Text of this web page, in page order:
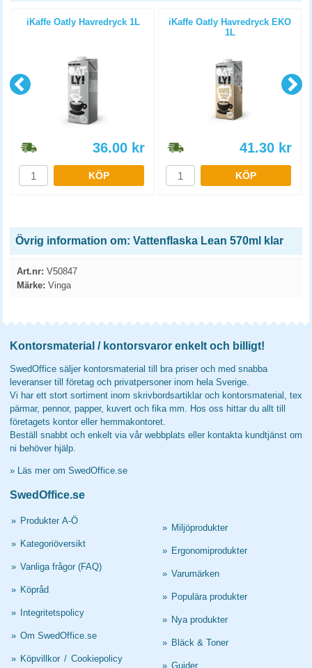
iKaffe Oatly Havredryck 1L
36.00 kr
KÖP
iKaffe Oatly Havredryck EKO
1L
41.30 kr
KÖP
Övrig information om: Vattenflaska Lean 570ml klar
Art.nr: V50847
Märke: Vinga
Kontorsmaterial / kontorsvaror enkelt och billigt!
SwedOffice säljer kontorsmaterial till bra priser och med snabba
leveranser till företag och privatpersoner inom hela Sverige.
Vi har ett stort sortiment inom skrivbordsartiklar och kontorsmaterial, tex
pärmar, pennor, papper, kuvert och fika mm. Hos oss hittar du allt till
företagets kontor eller hemmakontoret.
Beställ snabbt och enkelt via vår webbplats eller kontakta kundtjänst om
ni behöver hjälp.
» Läs mer om SwedOffice.se
SwedOffice.se
» Produkter A-Ö
» Kategoriöversikt
» Vanliga frågor (FAQ)
» Köpråd
» Integritetspolicy
» Om SwedOffice.se
» Köpvillkor / Cookiepolicy
» Miljöprodukter
» Ergonomiprodukter
» Varumärken
» Populära produkter
» Nya produkter
» Bläck & Toner
» Guider